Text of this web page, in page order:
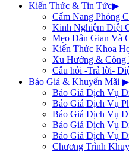
Kiến Thức & Tin Tức▶
Cẩm Nang Phòng
Kinh Nghiệm Diệt
Mẹo Dân Gian Và
Kiến Thức Khoa
Xu Hướng & Công
Câu hỏi -Trả lời-
Báo Giá & Khuyến Mãi ▶
Báo Giá Dịch Vụ
Báo Giá Dịch Vụ
Báo Giá Dịch Vụ
Báo Giá Dịch Vụ
Báo Giá Dịch Vụ
Chương Trình